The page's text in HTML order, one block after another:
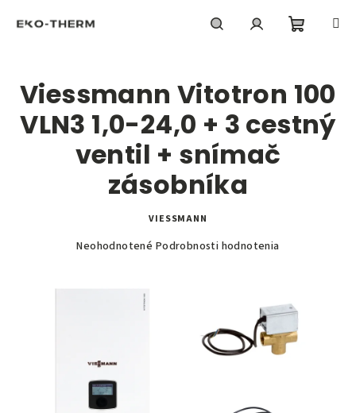
košík
Viessmann Vitotron 100
VLN3 1,0-24,0 + 3 cestný
ventil + snímač
zásobníka
VIESSMANN
Priemerné
hviezdičiek.
Neohodnotené Podrobnosti hodnotenia